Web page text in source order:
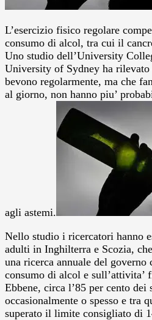
L’esercizio fisico regolare
consumo di alcol, tra cui il
Uno studio dell’University
University of Sydney ha rilevato
bevono regolarmente, ma che
al giorno, non hanno piu’
agli astemi.
Nello studio i ricercatori hanno
adulti in Inghilterra e Scozia,
una ricerca annuale del governo
consumo di alcol e sull’attivita’
Ebbene, circa l’85 per cento dei
occasionalmente o spesso e tra
superato il limite consigliato di